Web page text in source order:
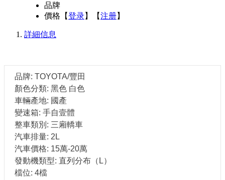
品牌
價格 【登录】【注册】
詳細信息
品牌: TOYOTA/豐田
顏色分類: 黑色 白色
車輛產地: 國產
變速箱: 手自壹體
整車類別: 三廂轎車
汽車排量: 2L
汽車價格: 15萬-20萬
發動機類型: 直列分布（L）
檔位: 4檔